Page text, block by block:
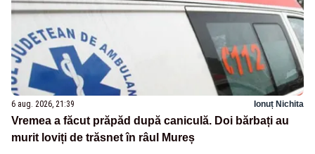
6 aug. 2026, 21:39 Ionuț Nichita
Vremea a făcut prăpăd după caniculă. Doi bărbați au
murit loviți de trăsnet în râul Mureș